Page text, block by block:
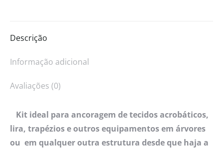
Descrição
Informação adicional
Avaliações (0)
Kit ideal para ancoragem de tecidos acrobáticos,
lira, trapézios e outros equipamentos em árvores
ou em qualquer outra estrutura desde que haja a